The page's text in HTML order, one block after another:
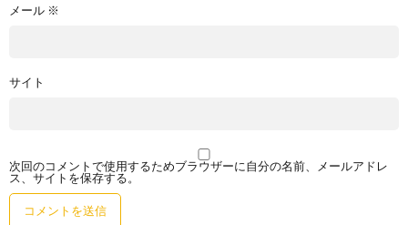
メール ※
サイト
次回のコメントで使用するためブラウザーに自分の名前、メールアドレ
ス、サイトを保存する。